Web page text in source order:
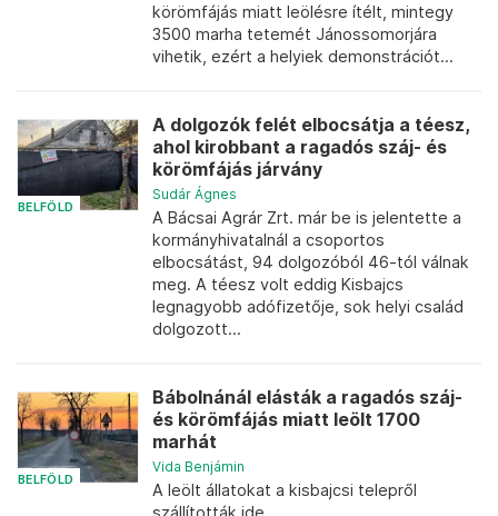
körömfájás miatt leölésre ítélt, mintegy
3500 marha tetemét Jánossomorjára
vihetik, ezért a helyiek demonstrációt...
BELFÖLD
A dolgozók felét elbocsátja a téesz,
ahol kirobbant a ragadós száj- és
körömfájás járvány
Sudár Ágnes
A Bácsai Agrár Zrt. már be is jelentette a
kormányhivatalnál a csoportos
elbocsátást, 94 dolgozóból 46-tól válnak
meg. A téesz volt eddig Kisbajcs
legnagyobb adófizetője, sok helyi család
dolgozott...
BELFÖLD
Bábolnánál elásták a ragadós száj-
és körömfájás miatt leölt 1700
marhát
Vida Benjámin
A leölt állatokat a kisbajcsi telepről
szállították ide.